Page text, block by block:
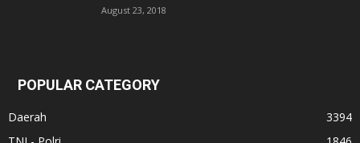
August 23, 2018
POPULAR CATEGORY
Daerah
3394